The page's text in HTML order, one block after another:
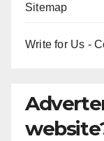
Sitemap
Write for Us -